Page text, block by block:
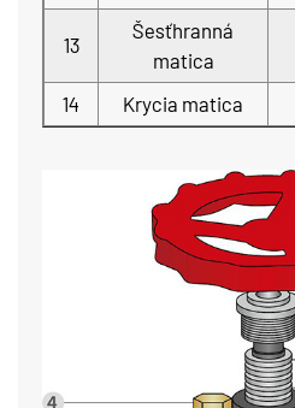
13
Šesťhranná
matica
14
Krycia matica